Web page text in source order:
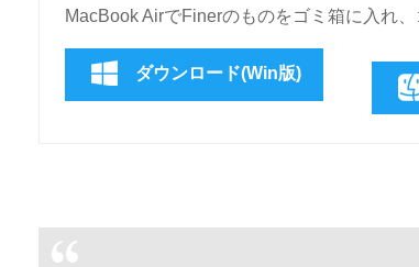
MacBook AirでFinerのものをゴミ箱に入れ
ダウンロード(Win版)